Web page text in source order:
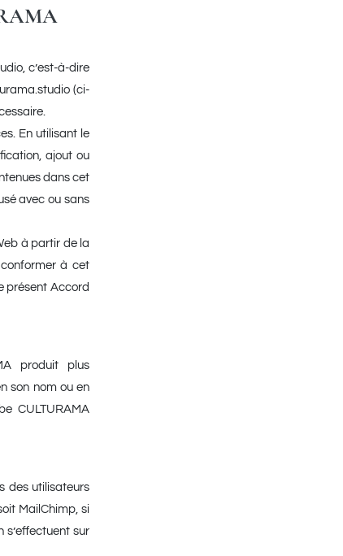
c’est-à-dire
(ci-
En utilisant le
ajout ou
dans cet
avec ou sans
à partir de la
à cet
présent Accord
produit plus
son nom ou en
CULTURAMA
des utilisateurs
MailChimp, si
s’effectuent sur